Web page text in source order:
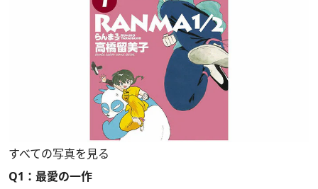
すべての写真を見る
Q1：最愛の一作